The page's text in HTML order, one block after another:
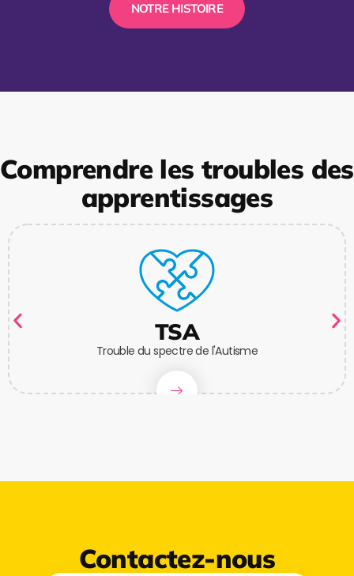
NOTRE HISTOIRE
Comprendre les troubles des
apprentissages
TSA
Trouble du spectre de l'Autisme
Contactez-nous